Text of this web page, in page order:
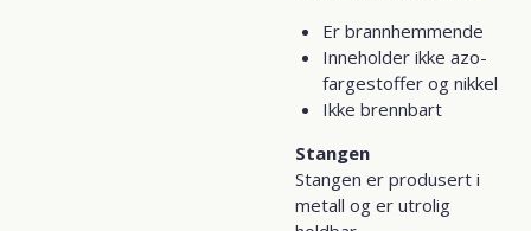
Er brannhemmende
Inneholder ikke azo-
fargestoffer og nikkel
Ikke brennbart
Stangen
Stangen er produsert i
metall og er utrolig